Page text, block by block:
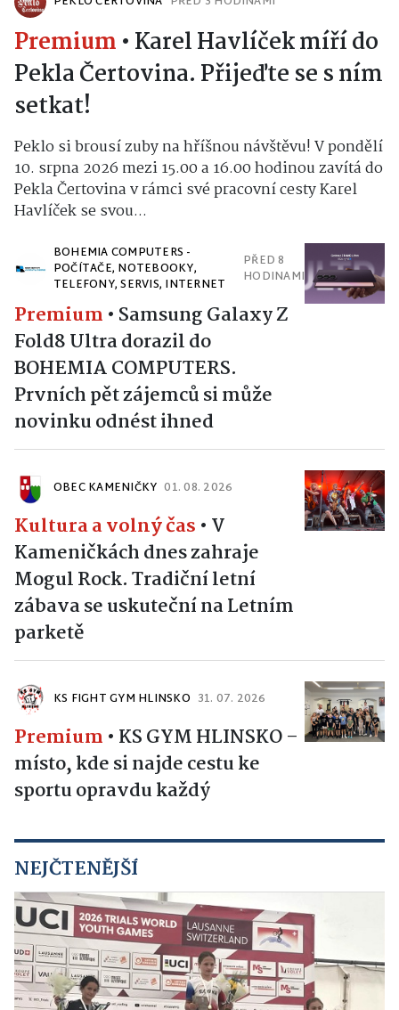
Premium • Karel Havlíček míří do
Pekla Čertovina. Přijeďte se s ním
setkat!
Peklo si brousí zuby na hříšnou návštěvu! V pondělí
10. srpna 2026 mezi 15.00 a 16.00 hodinou zavítá do
Pekla Čertovina v rámci své pracovní cesty Karel
Havlíček se svou...
BOHEMIA COMPUTERS -
POČÍTAČE, NOTEBOOKY,
TELEFONY, SERVIS, INTERNET
PŘED 8
HODINAMI
Premium • Samsung Galaxy Z
Fold8 Ultra dorazil do
BOHEMIA COMPUTERS.
Prvních pět zájemců si může
novinku odnést ihned
OBEC KAMENIČKY 01. 08. 2026
Kultura a volný čas • V
Kameničkách dnes zahraje
Mogul Rock. Tradiční letní
zábava se uskuteční na Letním
parketě
KS FIGHT GYM HLINSKO 31. 07. 2026
Premium • KS GYM HLINSKO –
místo, kde si najde cestu ke
sportu opravdu každý
NEJČTENĚJŠÍ